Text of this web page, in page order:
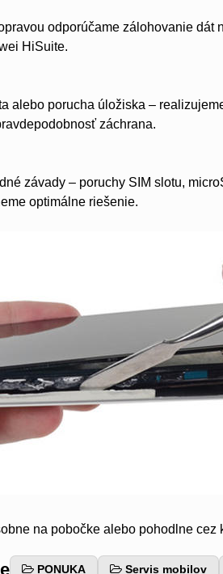
odporúčame zálohovanie
HiSuite.
alebo porucha úložiska –
záchrana.
závady – poruchy SIM slotu,
optimálne riešenie.
na pobočke alebo pohodlne cez
PONUKA Servis mobilov